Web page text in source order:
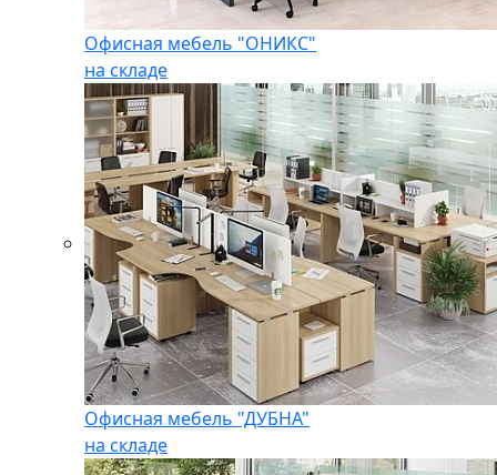
Офисная мебель "ОНИКС"
на складе
Офисная мебель "ДУБНА"
на складе